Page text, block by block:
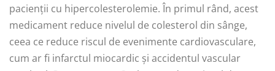
pacienții cu hipercolesterolemie. În primul rând, acest
medicament reduce nivelul de colesterol din sânge,
ceea ce reduce riscul de evenimente cardiovasculare,
cum ar fi infarctul miocardic și accidentul vascular